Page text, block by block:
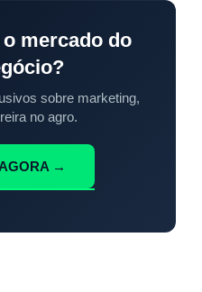
mercado do
sobre marketing,
no agro.
→